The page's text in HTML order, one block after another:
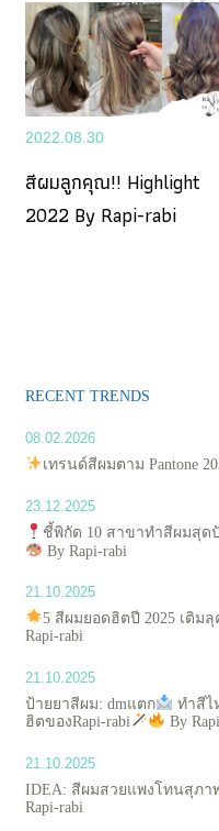
RECENT TRENDS
08.02.2026
เทรนด์สีผมตาม Pantone
23.12.2025
ชี้พิกัด 10 สาขาทำสีผมสุด
By Rapi-rabi
21.10.2025
5 สีผมยอดฮิตปี 2025 เติม
Rapi-rabi
21.10.2025
ป้ายยาสีผม: dmแตก
ทำสีไ
ฮิตของRapi-rabi
By
21.10.2025
IDEA: สีผมสวยแพงโทนสุภา
Rapi-rabi
2022.08.30
สีผมลูกคุณ!! Highlight
2022 By Rapi-rabi